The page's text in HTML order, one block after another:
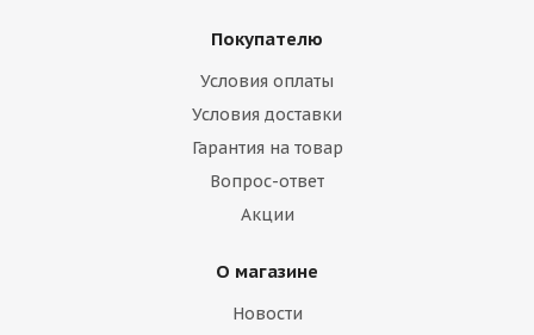
Покупателю
Условия оплаты
Условия доставки
Гарантия на товар
Вопрос-ответ
Акции
О магазине
Новости